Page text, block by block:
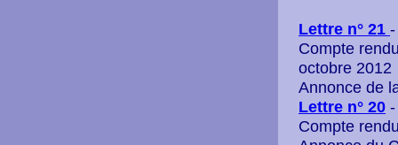
Lettre n° 21
Compte
octobre 2012
Annonce de
Lettre n° 20
Compte